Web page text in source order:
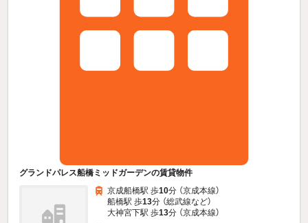
グランドパレス船橋ミッドガーデンの賃貸物件
京成船橋駅 歩10分 （京成本線）
船橋駅 歩13分 （総武線など）
大神宮下駅 歩13分 （京成本線）